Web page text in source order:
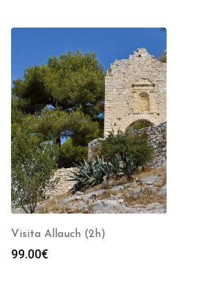
Visita Allauch (2h)
99.00€